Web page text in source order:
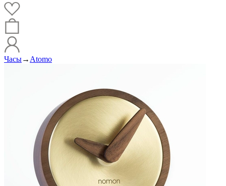
Часы→ Atomo